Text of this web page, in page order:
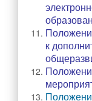
Деятельность
ШСК
Достижения
Достижения
Фото и
к